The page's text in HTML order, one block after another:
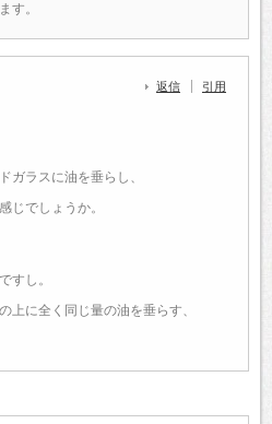
す。
返信 引用
ガラスに油を垂らし、
じでしょうか。
すし。
上に全く同じ量の油を垂らす、